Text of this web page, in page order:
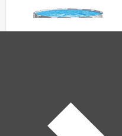
Бассейн каркасный,
круглый, 305х76см, в
комплекте фильтр-насос
220в 26702